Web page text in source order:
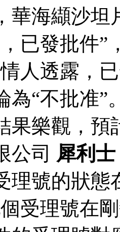
華海纈沙坦
已發批件”
人透露，
為“不批准”
果樂觀，預
公司 犀利士
理號的狀態
受理號在